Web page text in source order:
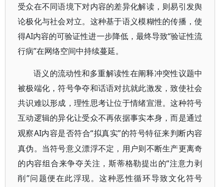
受众在不同语境下对内容的差异化解读，则易引发舆
论极化与社会对立。这种基于语义模糊性的传播，使
得AI内容的可验证性进一步降低，最终导致“验证性流
行病”在网络空间中持续蔓延。
语义的流动性和多重解读性在阐释冲突性议题中
被极端化，符号争夺和话语对抗就此激发，致使社会
共识难以形成，理性思考让位于情绪宣泄。这种符号
互动逻辑的异化让受众不再依据事实本身，而是通过
观察AI内容是否符合“拟真实”的符号特征来判断内容
真伪。当符号意义漂浮不定，用户则不断生产更离奇
的内容组合来争夺关注，斯蒂格勒提出的“注意力剥
削”问题便在此浮现。这种恶性循环导致文化符号